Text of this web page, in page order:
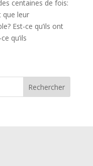
centaines de fois:
que leur
Est-ce qu’ils ont
qu’ils
Rechercher